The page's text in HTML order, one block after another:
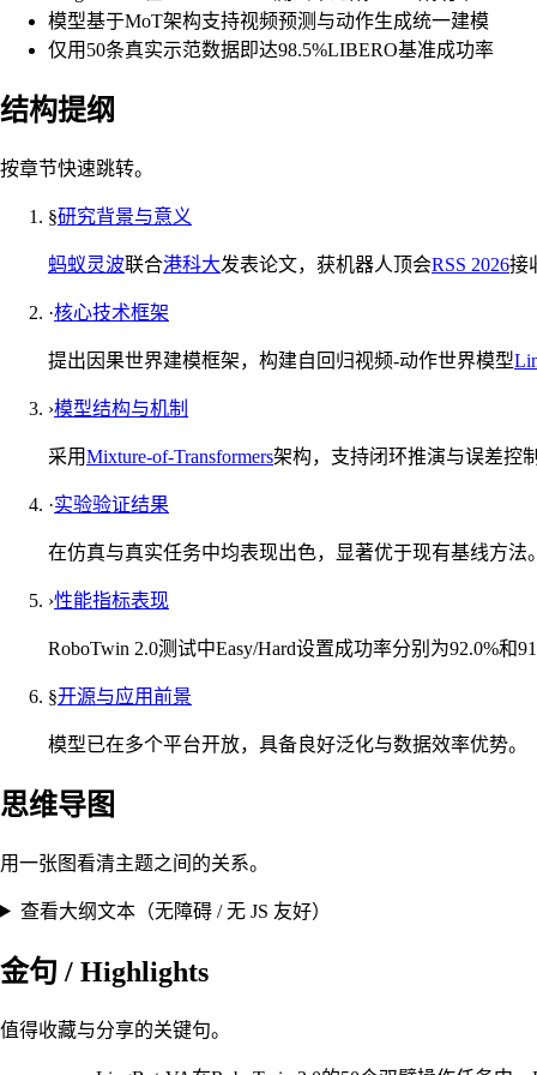
模型基于MoT架构支持视频预测与动作生成统一建模
仅用50条真实示范数据即达98.5%LIBERO基准成功率
结构提纲
按章节快速跳转。
§研究背景与意义
蚂蚁灵波联合港科大发表论文，获机器人顶会RSS 2026接
·核心技术框架
提出因果世界建模框架，构建自回归视频-动作世界模型
›模型结构与机制
采用Mixture-of-Transformers架构，支持闭环推演与误差控制
·实验验证结果
在仿真与真实任务中均表现出色，显著优于现有基线方法。
›性能指标表现
RoboTwin 2.0测试中Easy/Hard设置成功率分别为92.0%和
§开源与应用前景
模型已在多个平台开放，具备良好泛化与数据效率优势。
思维导图
用一张图看清主题之间的关系。
查看大纲文本（无障碍 / 无 JS 友好）
金句 / Highlights
值得收藏与分享的关键句。